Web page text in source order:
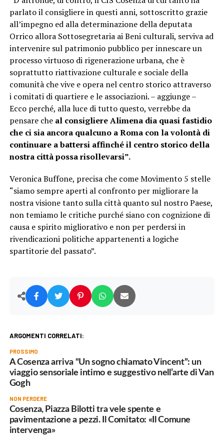
parlato il consigliere in questi anni, sottoscritto grazie
all’impegno ed alla determinazione della deputata
Orrico allora Sottosegretaria ai Beni culturali, serviva ad
intervenire sul patrimonio pubblico per innescare un
processo virtuoso di rigenerazione urbana, che è
soprattutto riattivazione culturale e sociale della
comunità che vive e opera nel centro storico attraverso
i comitati di quartiere e le associazioni. – aggiunge –
Ecco perché, alla luce di tutto questo, verrebbe da
pensare che al consigliere Alimena dia quasi fastidio
che ci sia ancora qualcuno a Roma con la volontà di
continuare a battersi affinché il centro storico della
nostra città possa risollevarsi”.
Veronica Buffone, precisa che come Movimento 5 stelle
“siamo sempre aperti al confronto per migliorare la
nostra visione tanto sulla città quanto sul nostro Paese,
non temiamo le critiche purché siano con cognizione di
causa e spirito migliorativo e non per perdersi in
rivendicazioni politiche appartenenti a logiche
spartitorie del passato”.
ARGOMENTI CORRELATI:
PROSSIMO
A Cosenza arriva “Un sogno chiamato Vincent”: un
viaggio sensoriale intimo e suggestivo nell’arte di Van
Gogh
NON PERDERE
Cosenza, Piazza Bilotti tra vele spente e
pavimentazione a pezzi. Il Comitato: «Il Comune
intervenga»